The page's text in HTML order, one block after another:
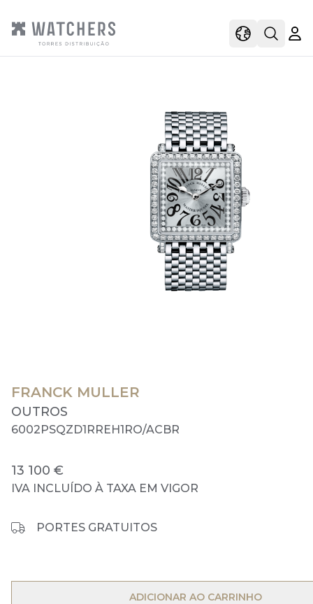
viewOpen
FRANCK MULLER
OUTROS
6002PSQZD1RREH1RO/ACBR
13 100 €
IVA INCLUÍDO À TAXA EM VIGOR
PORTES GRATUITOS
OPEN MENU
ADICIONAR AO CARRINHO